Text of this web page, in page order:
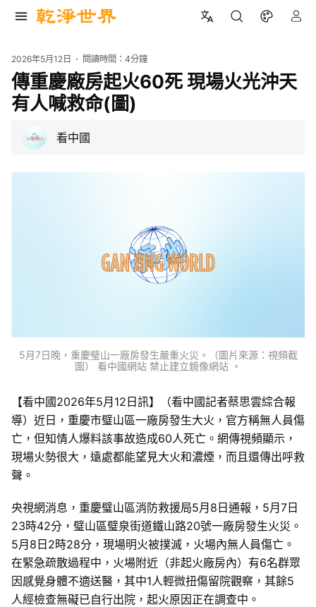
2026年5月12日 閱讀時間：4分鐘
傳重慶廠房起火60死 現場火光沖天
有人喊救命(圖)
看中國
5月7日晚，重慶璧山一廠房發生嚴重火災。（圖片來源：視頻截
圖） 看中國網站 禁止建立鏡像網站 。
【看中國2026年5月12日訊】（看中國記者蔡思雲綜合報
導）近日，重慶市璧山區一廠房發生大火，官方稱無人員傷
亡，但知情人爆料該事故造成60人死亡。網傳視頻顯示，
現場火勢很大，遠處都能望見大火和濃煙，而且還傳出呼救
聲。
央視網消息，重慶璧山區消防救援局5月8日通報，5月7日
23時42分，璧山區璧泉街道鐵山路20號一廠房發生火災。
5月8日2時28分，現場明火被撲滅，火場內無人員傷亡。
在緊急疏散過程中，火場附近（非起火廠房內）有6名群眾
因感覺身體不適送醫，其中1人輕微扭傷留院觀察，其餘5
人經檢查無礙已自行出院，起火原因正在調查中。